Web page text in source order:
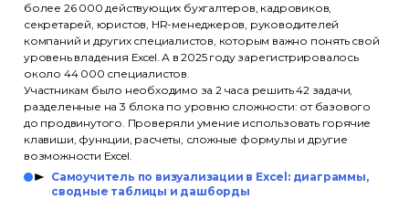
более 26 000 действующих бухгалтеров, кадровиков,
секретарей, юристов, HR-менеджеров, руководителей
компаний и других специалистов, которым важно понять свой
уровень владения Excel. А в 2025 году зарегистрировалось
около 44 000 специалистов.
Участникам было необходимо за 2 часа решить 42 задачи,
разделенные на 3 блока по уровню сложности: от базового
до продвинутого. Проверяли умение использовать горячие
клавиши, функции, расчеты, сложные формулы и другие
возможности Excel.
Самоучитель по визуализации в Excel: диаграммы,
сводные таблицы и дашборды